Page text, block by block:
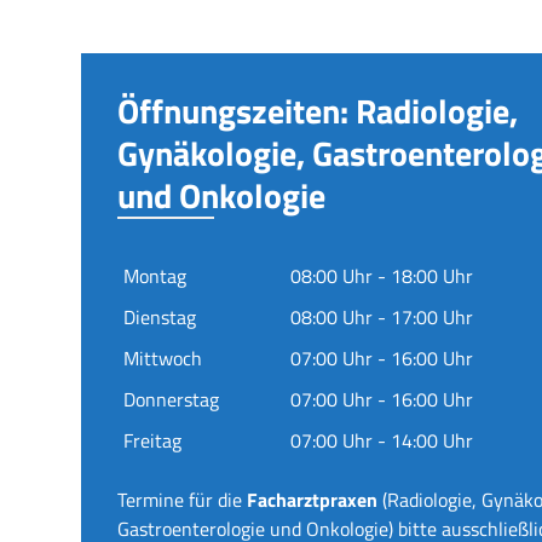
Öffnungszeiten: Radiologie,
Gynäkologie,
und Onkologie
Montag
08:00 Uhr - 18:00 Uhr
Dienstag
08:00 Uhr - 17:00 Uhr
Mittwoch
07:00 Uhr - 16:00 Uhr
Donnerstag
07:00 Uhr - 16:00 Uhr
Freitag
07:00 Uhr - 14:00 Uhr
Termine für die Facharztpraxen (Radiologie,
Gastroenterologie und Onkologie) bitte